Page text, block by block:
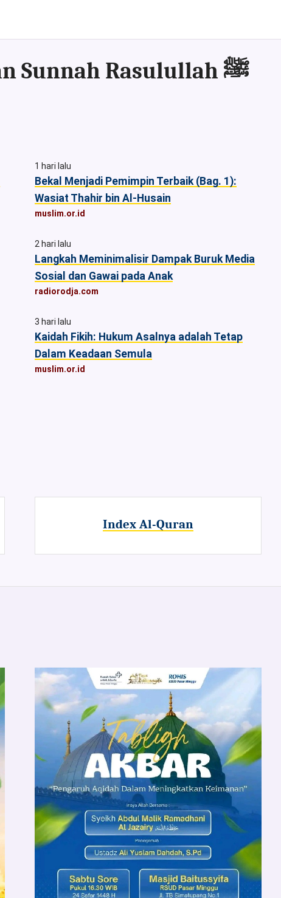
Kumpulan Artikel & Asset sesuai Al-Qur'an dan Sunnah Rasulullah ﷺ
1 hari lalu
Bekal Menjadi Pemimpin Terbaik (Bag. 1):
Wasiat Thahir bin Al-Husain
muslim.or.id
2 hari lalu
Langkah Meminimalisir Dampak Buruk Media
Sosial dan Gawai pada Anak
radiorodja.com
3 hari lalu
Kaidah Fikih: Hukum Asalnya adalah Tetap
Dalam Keadaan Semula
muslim.or.id
Index Al-Quran